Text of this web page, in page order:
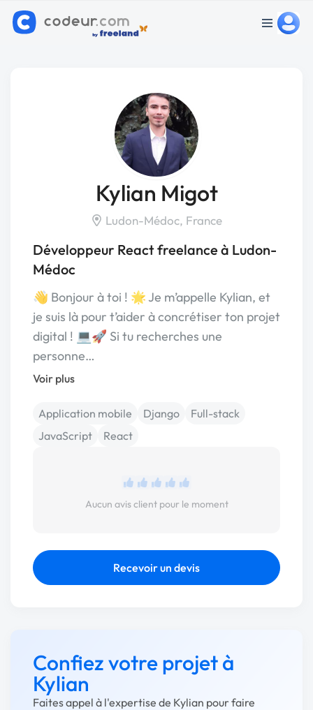
Kylian Migot
Ludon-Médoc, France
Développeur React freelance à Ludon-
Médoc
👋 Bonjour à toi ! 🌟 Je m’appelle Kylian, et
je suis là pour t’aider à concrétiser ton projet
digital ! 💻🚀 Si tu recherches une
personne…
Voir plus
Application mobile Django
Full-stack
JavaScript
React
Aucun avis client pour le moment
Recevoir un devis
Confiez votre projet à
Kylian
Faites appel à l'expertise de Kylian pour faire